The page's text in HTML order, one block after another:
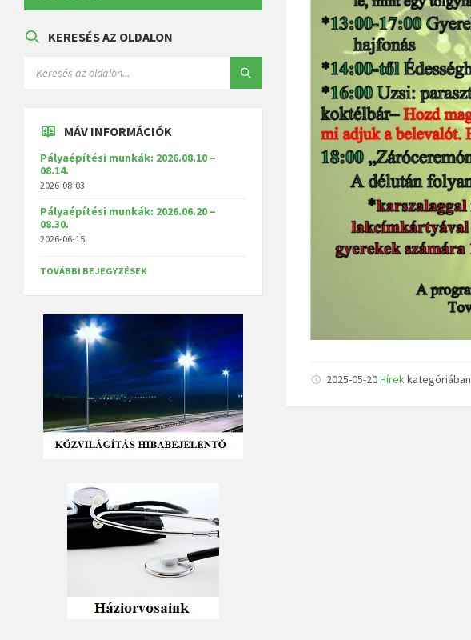
2025-05-20Hírekkategóriában
KERESÉS AZ OLDALON
MÁV INFORMÁCIÓK
Pályaépítési munkák: 2026.08.10 –
08.14.
2026-08-03
Pályaépítési munkák: 2026.06.20 –
08.30.
2026-06-15
TOVÁBBI BEJEGYZÉSEK